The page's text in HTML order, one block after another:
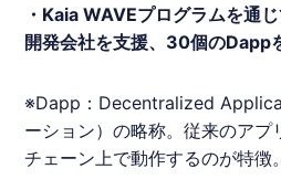
・Kaia WAVEプログラムを通
開発会社を支援、30個のDapp
※Dapp：Decentralized
ーション）の略称。従来のアプ
チェーン上で動作するのが特徴。